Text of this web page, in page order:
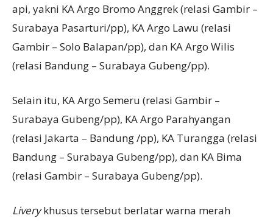
api, yakni KA Argo Bromo Anggrek (relasi Gambir –
Surabaya Pasarturi/pp), KA Argo Lawu (relasi
Gambir – Solo Balapan/pp), dan KA Argo Wilis
(relasi Bandung – Surabaya Gubeng/pp).
Selain itu, KA Argo Semeru (relasi Gambir –
Surabaya Gubeng/pp), KA Argo Parahyangan
(relasi Jakarta – Bandung /pp), KA Turangga (relasi
Bandung – Surabaya Gubeng/pp), dan KA Bima
(relasi Gambir – Surabaya Gubeng/pp).
Liverykhusus tersebut berlatar warna merah